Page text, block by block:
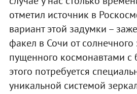
отметил источник в
вариант этой задумки –
факел в Сочи от солнечного
пущенного космонавтами
этого потребуется
уникальной системой